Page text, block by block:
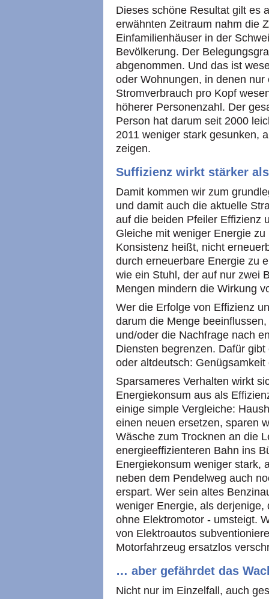
Dieses schöne Resultat gilt es
erwähnten Zeitraum nahm die
Einfamilienhäuser in der
Bevölkerung. Der
abgenommen. Und das ist
oder Wohnungen, in denen
Stromverbrauch pro Kopf
höherer Personenzahl. Der
Person hat darum seit 2000
2011 weniger stark gesunken,
zeigen.
Suffizienz wirkt stärker
Damit kommen wir zum
und damit auch die aktuelle
auf die beiden Pfeiler Effizienz
Gleiche mit weniger Energie
Konsistenz heißt, nicht
durch erneuerbare Energie zu
wie ein Stuhl, der auf nur zwei
Mengen mindern die Wirkung
Wer die Erfolge von Effizienz
darum die Menge
und/oder die Nachfrage nach
Diensten begrenzen. Dafür
oder altdeutsch: Genügsamkeit
Sparsameres Verhalten wirkt
Energiekonsum aus als
einige simple Vergleiche:
einen neuen ersetzen, sparen
Wäsche zum Trocknen an die
energieeffizienteren Bahn ins
Energiekonsum weniger stark,
neben dem Pendelweg auch
erspart. Wer sein altes
weniger Energie, als
ohne Elektromotor - umsteigt.
von Elektroautos
Motorfahrzeug ersatzlos
… aber gefährdet das
Nicht nur im Einzelfall, auch